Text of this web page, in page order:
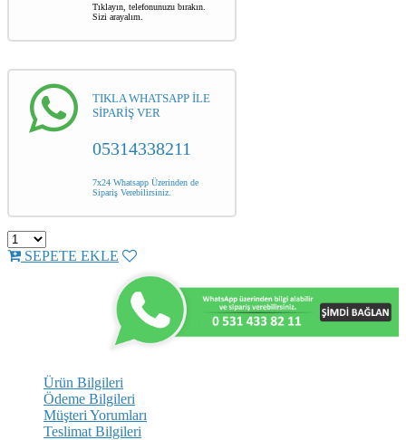
Tıklayın, telefonunuzu bırakın.
Sizi arayalım.
TIKLA WHATSAPP İLE
SİPARİŞ VER
05314338211
7x24 Whatsapp Üzerinden de
Sipariş Verebilirsiniz.
SEPETE EKLE
Ürün Bilgileri
Ödeme Bilgileri
Müşteri Yorumları
Teslimat Bilgileri